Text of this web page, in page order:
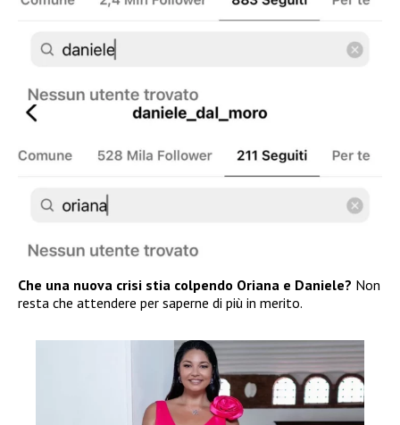
Che una nuova crisi stia colpendo Oriana e Daniele? Non
resta che attendere per saperne di più in merito.